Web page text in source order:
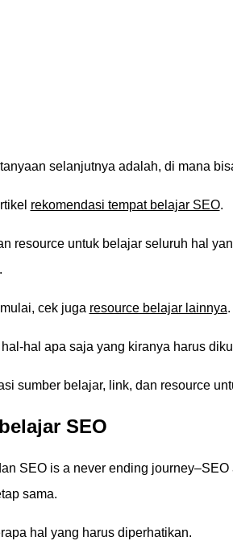
selanjutnya adalah, di mana
rekomendasi tempat belajar SEO.
resource untuk belajar seluruh hal
cek juga resource belajar lainnya.
hal apa saja yang kiranya harus
sumber belajar, link, dan resource
SEO
SEO is a never ending
sama.
hal yang harus diperhatikan.